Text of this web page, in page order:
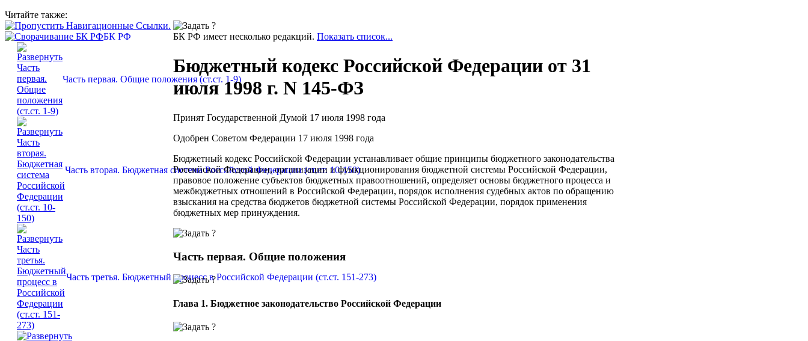
Читайте также:
БК РФ
Часть первая. Общие положения (ст.ст. 1-9)
Часть вторая. Бюджетная система Российской Федерации (ст.ст. 10-150)
Часть третья. Бюджетный процесс в Российской Федерации (ст.ст. 151-273)
БК РФ имеет несколько редакций. Показать список...
Бюджетный кодекс Российской Федерации от 31
июля 1998 г. N 145-ФЗ
Принят Государственной Думой 17 июля 1998 года
Одобрен Советом Федерации 17 июля 1998 года
Бюджетный кодекс Российской Федерации устанавливает общие принципы бюджетного законодательства
Российской Федерации, организации и функционирования бюджетной системы Российской Федерации,
правовое положение субъектов бюджетных правоотношений, определяет основы бюджетного процесса и
межбюджетных отношений в Российской Федерации, порядок исполнения судебных актов по обращению
взыскания на средства бюджетов бюджетной системы Российской Федерации, порядок применения
бюджетных мер принуждения.
Часть первая. Общие положения
Глава 1. Бюджетное законодательство Российской Федерации